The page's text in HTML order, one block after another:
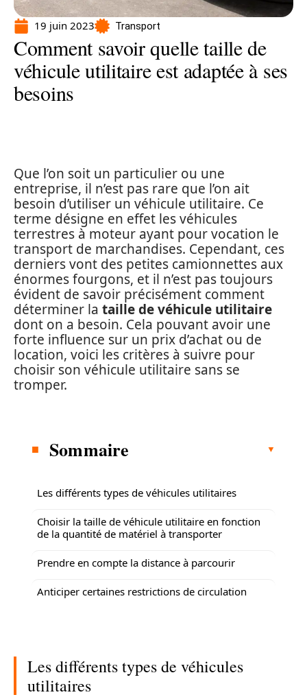
19 juin 2023 Transport
Comment savoir quelle taille de
véhicule utilitaire est adaptée à ses
besoins
Que l’on soit un particulier ou une
entreprise, il n’est pas rare que l’on ait
besoin d’utiliser un véhicule utilitaire. Ce
terme désigne en effet les véhicules
terrestres à moteur ayant pour vocation le
transport de marchandises. Cependant, ces
derniers vont des petites camionnettes aux
énormes fourgons, et il n’est pas toujours
évident de savoir précisément comment
déterminer la taille de véhicule utilitaire
dont on a besoin. Cela pouvant avoir une
forte influence sur un prix d’achat ou de
location, voici les critères à suivre pour
choisir son véhicule utilitaire sans se
tromper.
Sommaire
Les différents types de véhicules utilitaires
Choisir la taille de véhicule utilitaire en fonction
de la quantité de matériel à transporter
Prendre en compte la distance à parcourir
Anticiper certaines restrictions de circulation
Les différents types de véhicules
utilitaires